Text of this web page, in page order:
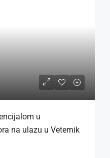
u
na ulazu u Veternik